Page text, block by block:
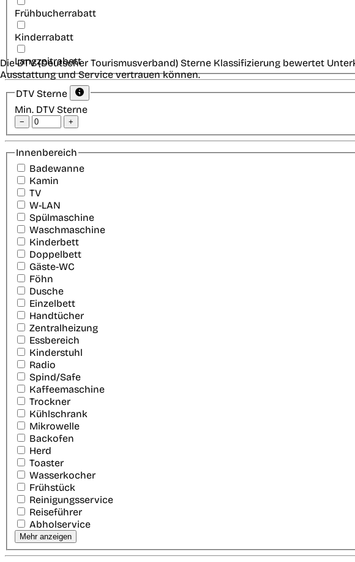
Frühbucherrabatt
Kinderrabatt
Langzeitrabatt
DTV Sterne
Min. DTV Sterne
− +
Die DTV (Deutscher Tourismusverband) Sterne Klassifizierung bewertet
Ausstattung und Service vertrauen können.
Innenbereich
Badewanne
Kamin
TV
W-LAN
Spülmaschine
Waschmaschine
Kinderbett
Doppelbett
Gäste-WC
Föhn
Dusche
Einzelbett
Handtücher
Zentralheizung
Essbereich
Kinderstuhl
Radio
Spind/Safe
Kaffeemaschine
Trockner
Kühlschrank
Mikrowelle
Backofen
Herd
Toaster
Wasserkocher
Frühstück
Reinigungsservice
Reiseführer
Abholservice
Mehr anzeigen